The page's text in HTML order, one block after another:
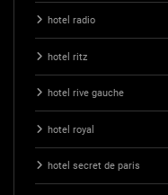
hotel radio
hotel ritz
hotel rive gauche
hotel royal
hotel secret de paris